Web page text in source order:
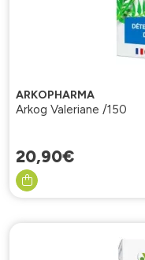
ARKOPHARMA
Arkog Valeriane /150
20,90€